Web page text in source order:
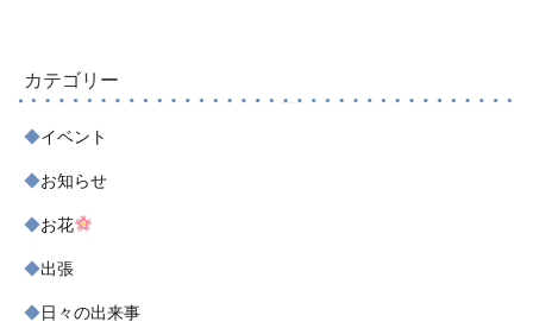
カテゴリー
イベント
お知らせ
お花
出張
日々の出来事